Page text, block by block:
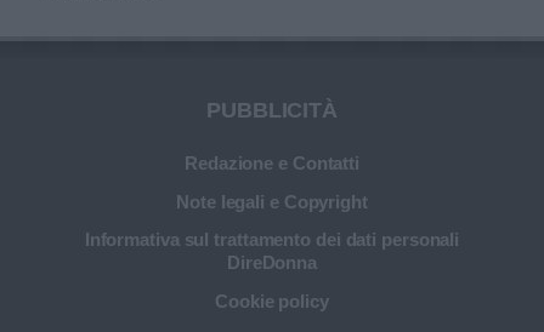
PUBBLICITÀ
Redazione e Contatti
Note legali e Copyright
Informativa sul trattamento dei dati personali
DireDonna
Cookie policy